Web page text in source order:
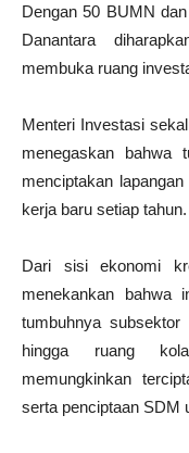
Dengan 50 BUMN
Danantara
membuka ruang
Menteri Investasi
menegaskan bahwa
menciptakan
kerja baru setiap tahun.
Dari sisi ekonomi
menekankan bahwa
tumbuhnya
hingga ruang
memungkinkan
serta penciptaan SDM